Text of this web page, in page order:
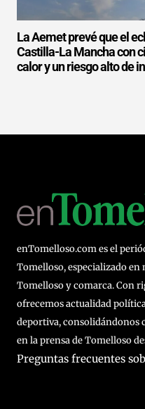
La Aemet prevé que el
Castilla-La Mancha con
calor y un riesgo alto de
enTomelloso.com es el
Tomelloso, especializado en
Tomelloso y comarca. Con
ofrecemos actualidad
deportiva, consolidándonos
en la prensa de Tomelloso
Preguntas frecuentes